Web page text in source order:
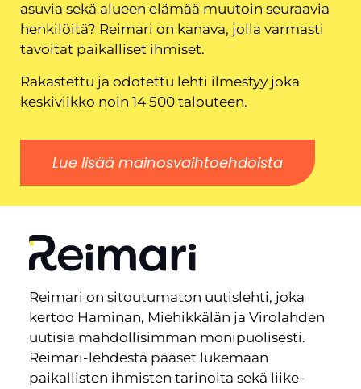
asuvia sekä alueen elämää muutoin seuraavia
henkilöitä? Reimari on kanava, jolla varmasti
tavoitat paikalliset ihmiset.
Rakastettu ja odotettu lehti ilmestyy joka
keskiviikko noin 14 500 talouteen.
Lue lisää mainosvaihtoehdoista
Reimari on sitoutumaton uutislehti, joka
kertoo Haminan, Miehikkälän ja Virolahden
uutisia mahdollisimman monipuolisesti.
Reimari-lehdestä pääset lukemaan
paikallisten ihmisten tarinoita sekä liike-